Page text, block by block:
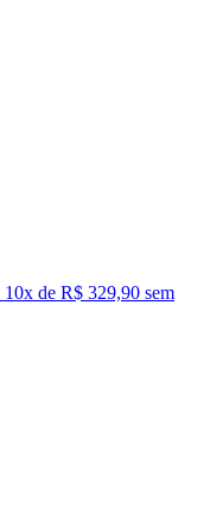
10x de R$ 329,90 sem